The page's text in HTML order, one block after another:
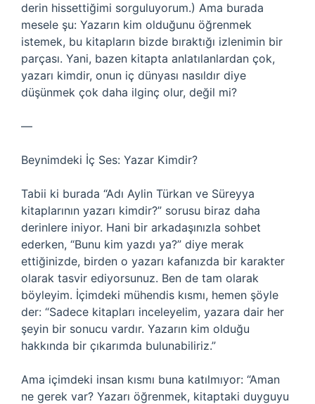
derin hissettiğimi sorguluyorum.) Ama burada
mesele şu: Yazarın kim olduğunu öğrenmek
istemek, bu kitapların bizde bıraktığı izlenimin bir
parçası. Yani, bazen kitapta anlatılanlardan çok,
yazarı kimdir, onun iç dünyası nasıldır diye
düşünmek çok daha ilginç olur, değil mi?
—
Beynimdeki İç Ses: Yazar Kimdir?
Tabii ki burada “Adı Aylin Türkan ve Süreyya
kitaplarının yazarı kimdir?” sorusu biraz daha
derinlere iniyor. Hani bir arkadaşınızla sohbet
ederken, “Bunu kim yazdı ya?” diye merak
ettiğinizde, birden o yazarı kafanızda bir karakter
olarak tasvir ediyorsunuz. Ben de tam olarak
böyleyim. İçimdeki mühendis kısmı, hemen şöyle
der: “Sadece kitapları inceleyelim, yazara dair her
şeyin bir sonucu vardır. Yazarın kim olduğu
hakkında bir çıkarımda bulunabiliriz.”
Ama içimdeki insan kısmı buna katılmıyor: “Aman
ne gerek var? Yazarı öğrenmek, kitaptaki duyguyu